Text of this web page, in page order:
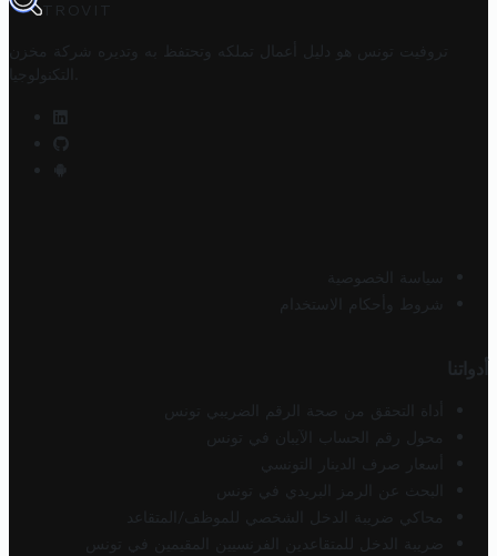
TROVIT
تروفيت تونس هو دليل أعمال تملكه وتحتفظ به وتديره
شركة مخزن
التكنولوجيا
سياسة الخصوصية
شروط وأحكام الاستخدام
أدواتنا
أداة التحقق من صحة الرقم الضريبي تونس
محول رقم الحساب الآيبان في تونس
أسعار صرف الدينار التونسي
البحث عن الرمز البريدي في تونس
محاكي ضريبة الدخل الشخصي للموظف/المتقاعد
ضريبة الدخل للمتقاعدين الفرنسيين المقيمين في تونس